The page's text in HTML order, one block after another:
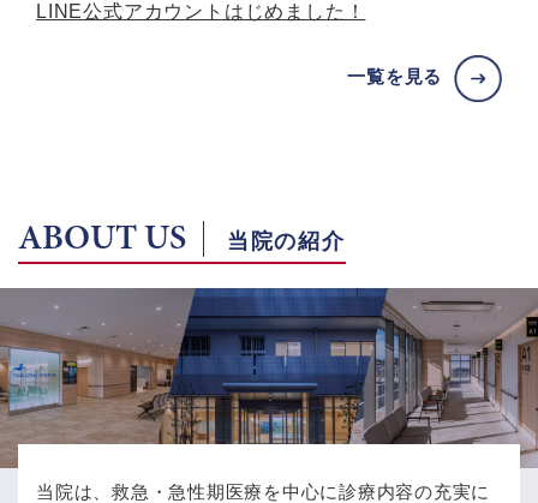
LINE公式アカウントはじめました！
一覧を見る
ABOUT US 当院の紹介
当院は、救急・急性期医療を中心に診療内容の充実に